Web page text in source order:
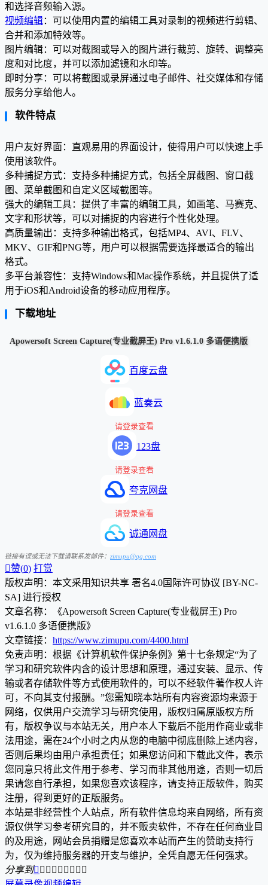
和选择音频输入源。
视频编辑：可以使用内置的编辑工具对录制的视频进行剪辑、
合并和添加特效等。
图片编辑：可以对截图或导入的图片进行裁剪、旋转、调整亮
度和对比度，并可以添加滤镜和水印等。
即时分享：可以将截图或录屏通过电子邮件、社交媒体和存储
服务分享给他人。
软件特点
用户友好界面：直观易用的界面设计，使得用户可以快速上手
使用该软件。
多种捕捉方式：支持多种捕捉方式，包括全屏截图、窗口截
图、菜单截图和自定义区域截图等。
强大的编辑工具：提供了丰富的编辑工具，如画笔、马赛克、
文字和形状等，可以对捕捉的内容进行个性化处理。
高质量输出：支持多种输出格式，包括MP4、AVI、FLV、
MKV、GIF和PNG等，用户可以根据需要选择最适合的输出
格式。
多平台兼容性：支持Windows和Mac操作系统，并且提供了适
用于iOS和Android设备的移动应用程序。
下载地址
Apowersoft Screen Capture(专业截屏王) Pro v1.6.1.0 多语便携版
百度云盘
蓝奏云
请登录查看
123盘
请登录查看
夸克网盘
请登录查看
诚通网盘
链接有误或无法下载请联系发邮件： zimupu@qq.com
赞(0) 打赏
版权声明：本文采用知识共享 署名4.0国际许可协议 [BY-NC-
SA] 进行授权
文章名称：《Apowersoft Screen Capture(专业截屏王) Pro
v1.6.1.0 多语便携版》
文章链接： https://www.zimupu.com/4400.html
免责声明：根据《计算机软件保护条例》第十七条规定“为了
学习和研究软件内含的设计思想和原理，通过安装、显示、传
输或者存储软件等方式使用软件的，可以不经软件著作权人许
可，不向其支付报酬。”您需知晓本站所有内容资源均来源于
网络，仅供用户交流学习与研究使用，版权归属原版权方所
有，版权争议与本站无关，用户本人下载后不能用作商业或非
法用途，需在24个小时之内从您的电脑中彻底删除上述内容，
否则后果均由用户承担责任；如果您访问和下载此文件，表示
您同意只将此文件用于参考、学习而非其他用途，否则一切后
果请您自行承担，如果您喜欢该程序，请支持正版软件，购买
注册，得到更好的正版服务。
本站是非经营性个人站点，所有软件信息均来自网络，所有资
源仅供学习参考研究目的，并不贩卖软件，不存在任何商业目
的及用途，网站会员捐赠是您喜欢本站而产生的赞助支持行
为，仅为维持服务器的开支与维护，全凭自愿无任何强求。
分享到        